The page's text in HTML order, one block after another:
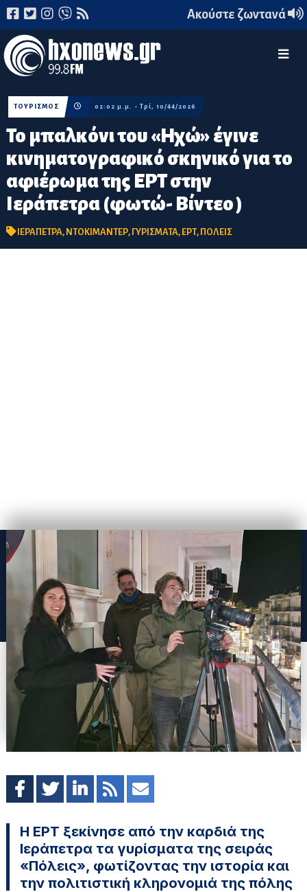
Ακούστε ζωντανά
Το μπαλκόνι του «Ηχώ» έγινε
κινηματογραφικό σκηνικό για το
αφιέρωμα της ΕΡΤ στην
Ιεράπετρα (φωτώ- Βίντεο )
ΤΟΥΡΙΣΜΟΣ 02:02 μ.μ. - Τρί, 10/44/2026
ΙΕΡΑΠΕΤΡΑ, ΝΤΟΚΙΜΑΝΤΕΡ, ΓΥΡΙΣΜΑΤΑ, ΕΡΤ, ΠΟΛΕΙΣ
Η ΕΡΤ ξεκίνησε από την καρδιά της
Ιεράπετρα τα γυρίσματα της σειράς
«Πόλεις», φωτίζοντας την ιστορία και
την πολιτιστική κληρονομιά της πόλης